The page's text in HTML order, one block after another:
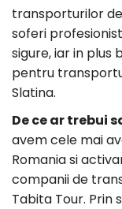
transporturilor
soferi
sigure, iar in plus
pentru
Slatina.
De ce ar trebui
avem cele mai
Romania si
companii de
Tabita Tour.